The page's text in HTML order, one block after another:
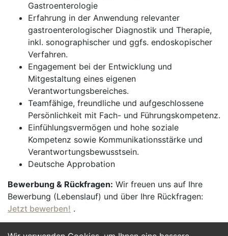
Gastroenterologie
Erfahrung in der Anwendung relevanter
gastroenterologischer Diagnostik und Therapie,
inkl. sonographischer und ggfs. endoskopischer
Verfahren.
Engagement bei der Entwicklung und
Mitgestaltung eines eigenen
Verantwortungsbereiches.
Teamfähige, freundliche und aufgeschlossene
Persönlichkeit mit Fach- und Führungskompetenz.
Einfühlungsvermögen und hohe soziale
Kompetenz sowie Kommunikationsstärke und
Verantwortungsbewusstsein.
Deutsche Approbation
Bewerbung & Rückfragen: Wir freuen uns auf Ihre
Bewerbung (Lebenslauf) und über Ihre Rückfragen:
Jetzt bewerben! .